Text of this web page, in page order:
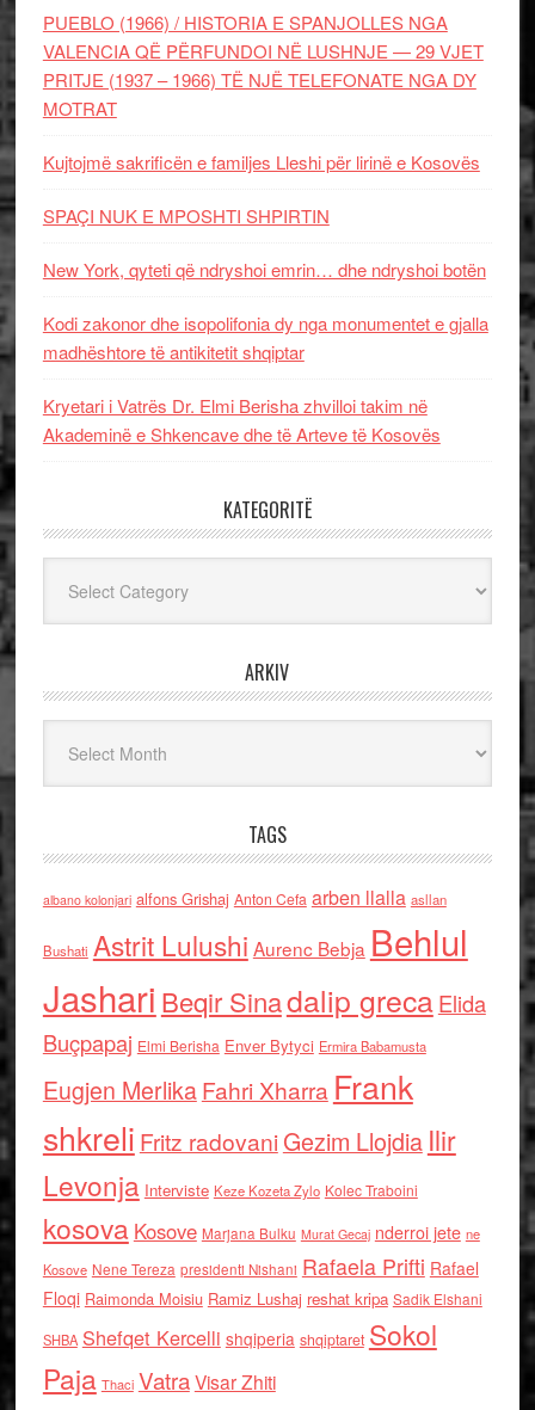
PUEBLO (1966) / HISTORIA E SPANJOLLES NGA
VALENCIA QË PËRFUNDOI NË LUSHNJE — 29 VJET
PRITJE (1937 – 1966) TË NJË TELEFONATE NGA DY
MOTRAT
Kujtojmë sakrificën e familjes Lleshi për lirinë e Kosovës
SPAÇI NUK E MPOSHTI SHPIRTIN
New York, qyteti që ndryshoi emrin… dhe ndryshoi botën
Kodi zakonor dhe isopolifonia dy nga monumentet e gjalla
madhështore të antikitetit shqiptar
Kryetari i Vatrës Dr. Elmi Berisha zhvilloi takim në
Akademinë e Shkencave dhe të Arteve të Kosovës
KATEGORITË
ARKIV
TAGS
albano kolonjari alfons Grishaj Anton Cefa arben llalla asllan
Bushati Astrit Lulushi Aurenc Bebja Behlul
Jashari Beqir Sinadalip grecaElida
Buçpapaj Elmi Berisha Enver Bytyci Ermira Babamusta
Eugjen MerlikaFahri Xharra Frank
shkreli Fritz radovaniGezim Llojdia Ilir
Levonja Interviste Keze Kozeta Zylo Kolec Traboini
kosova Kosove Marjana Bulku Murat Gecaj nderroi jete ne
Kosove Nene Tereza presidenti Nishani Rafaela Prifti Rafael
Floqi Raimonda Moisiu Ramiz Lushaj reshat kripa Sadik Elshani
SHBA Shefqet Kercelli shqiperia shqiptaret Sokol
Paja Thaci VatraVisar Zhiti